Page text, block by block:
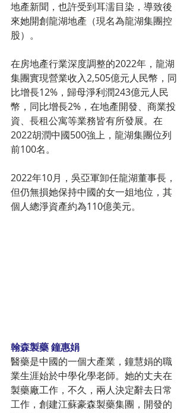
地產新聞，也許受到耳濡目染，導致後
來她開創龍湖地產（現名為龍湖集團控
股）。
在房地產行業深度調整的2022年，龍湖
集團實現營業收入2,505億元人民幣，同
比增長12%，歸母淨利潤243億元人民
幣，同比增長2%，在地產開發、商業投
資、長租公寓等業務皆有所發展。在
2022胡潤中國500強上，龍湖集團位列
前100名。
2022年10月，吳亞軍卸任龍湖董事長，
但仍無損她保持中國的女一姐地位，其
個人總淨資產約為110億美元。
翰森製藥 鐘惠娟
醫藥是中國的一個大產業，鐘慧娟的職
業生涯始於中學化學老師。她的丈夫在
製藥廠工作，不久，兩人決定辭去日常
工作，創建江蘇豪森製藥集團，開發的